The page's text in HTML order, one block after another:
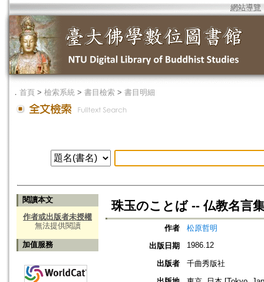
網站導覽
． 首頁 > 檢索系統 > 書目檢索 > 書目明細
閱讀本文
作者或出版者未授權
無法提供閱讀
加值服務
珠玉のことば -- 仏教名言
作者
松原哲明
出版日期
1986.12
出版者
千曲秀版社